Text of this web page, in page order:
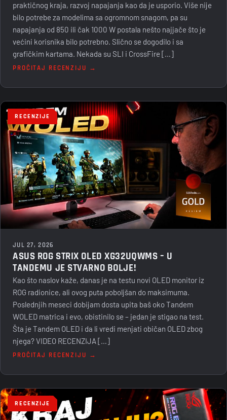
praktičnog kraja, razvoj napajanja kao da je usporio. Više nije
bilo potrebe za modelima sa ogromnom snagom, pa su
napajanja od 850 ili čak 1000 W postala nešto najjače što je
većini korisnika bilo potrebno. Slično se dogodilo i sa
grafičkim kartama. Nekada su SLI i CrossFire […]
PROČITAJ RECENZIJU →
RECENZIJE
JUL 27, 2026
ASUS ROG STRIX OLED XG32UQWMS – U
TANDEMU JE STVARNO BOLJE!
Kao što naslov kaže, danas je na testu novi OLED monitor iz
ROG radionice, ali ovog puta poboljšan do maksimuma.
Poslednjih meseci dobijam dosta upita baš oko Tandem
WOLED matrica i evo, obistinilo se – jedan je stigao na test.
Šta je Tandem OLED i da li vredi menjati običan OLED zbog
njega? VIDEO RECENZIJA […]
PROČITAJ RECENZIJU →
RECENZIJE